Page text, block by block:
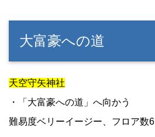
大富豪への道
天空守矢神社
・「大富豪への道」へ向かう
難易度ベリーイージー、フロア数6